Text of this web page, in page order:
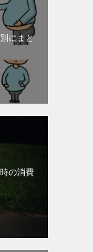
にまと
の消費